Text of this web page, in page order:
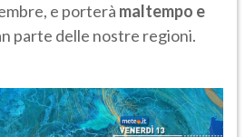
e porterà maltempo e
parte delle nostre regioni.